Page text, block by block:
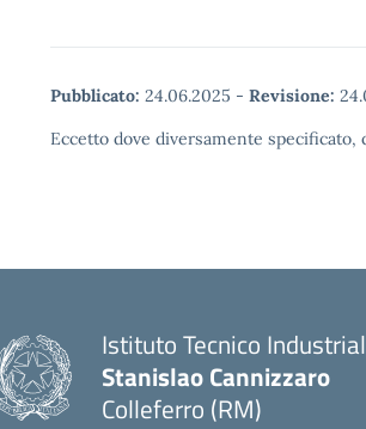
Pubblicato: 24.06.2025 - Revisione:
Eccetto dove diversamente
Istituto Tecnico
Stanislao Cannizzaro
Colleferro (RM)